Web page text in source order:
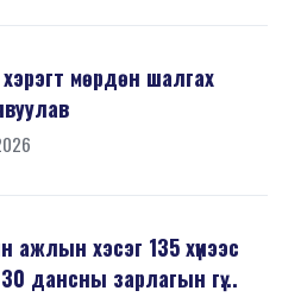
хэрэгт мөрдөн шалгах
ажлын хэсэг 135 хүнээс
30 дансны зарлагын гү...